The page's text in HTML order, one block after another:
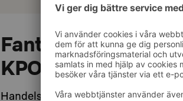
Fantastisk förmån
KPO:s ägarkunder!
Handelslaget KPO:s ägarkunder får